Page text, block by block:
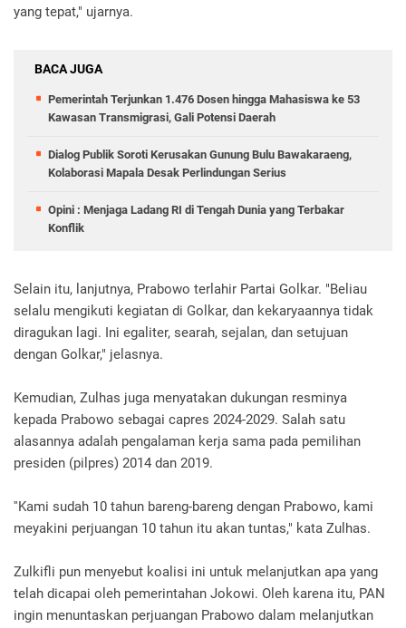
yang tepat," ujarnya.
BACA JUGA
Pemerintah Terjunkan 1.476 Dosen hingga Mahasiswa ke 53
Kawasan Transmigrasi, Gali Potensi Daerah
Dialog Publik Soroti Kerusakan Gunung Bulu Bawakaraeng,
Kolaborasi Mapala Desak Perlindungan Serius
Opini : Menjaga Ladang RI di Tengah Dunia yang Terbakar
Konflik
Selain itu, lanjutnya, Prabowo terlahir Partai Golkar. "Beliau
selalu mengikuti kegiatan di Golkar, dan kekaryaannya tidak
diragukan lagi. Ini egaliter, searah, sejalan, dan setujuan
dengan Golkar," jelasnya.
Kemudian, Zulhas juga menyatakan dukungan resminya
kepada Prabowo sebagai capres 2024-2029. Salah satu
alasannya adalah pengalaman kerja sama pada pemilihan
presiden (pilpres) 2014 dan 2019.
''Kami sudah 10 tahun bareng-bareng dengan Prabowo, kami
meyakini perjuangan 10 tahun itu akan tuntas," kata Zulhas.
Zulkifli pun menyebut koalisi ini untuk melanjutkan apa yang
telah dicapai oleh pemerintahan Jokowi. Oleh karena itu, PAN
ingin menuntaskan perjuangan Prabowo dalam melanjutkan